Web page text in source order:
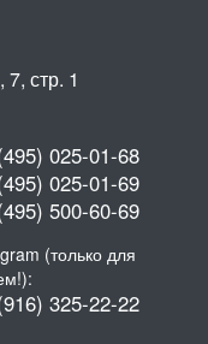
стр. 1
025-01-68
025-01-69
500-60-69
(только для
325-22-22